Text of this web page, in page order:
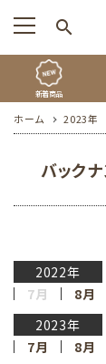
search
新着商品
ホーム 2023年
バック
2022年
7月
8月
2023年
7月
8月